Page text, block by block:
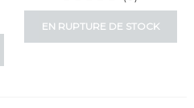
EN RUPTURE DE STOCK